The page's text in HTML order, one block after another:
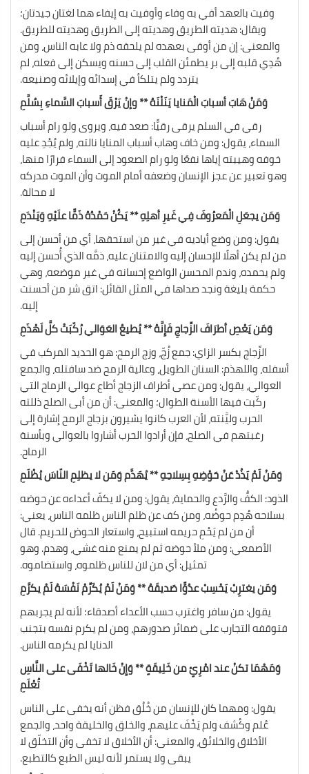
وفيت بالعهد أفي به وفاء وأوفيت به إيفاء هما لغتان جيدتان؛
ويقال: هديته الطريق وهديته إلى الطريق وهديته للطريق.
والمعنى: إن من أوفى بعهده لم يلحقه ذم ولا عابه الناس، ومن
هُدِي قلبه إلى بر يطمئن القلب إلى حسنه ويسكن إلى فعله، لم
يتردد ولم يتلكأ في إسدائه وإيلائه وصنيعه.
وَمَنْ هَابَ أسبابَ الْمَنايا يَنَلْنَهُ ** وإنْ يَرْقَ أَسبابَ السَّماءِ بِسُلَّمِ
رقي في السلم يرقى رقيًّا: صعد فيه، ويروى ولو رام أسباب
السماء، يقول: ومن خاف وهاب أسباب المنايا نالته، ولم يُجْدِ عليه
خوفه وهيبته إياها نفعًا ولو رام الصعود إلى السماء فرارًا منها،
وهو تعبير عن عجز الإنسان وضعفه أمام الموت وأن الموت مدركه
لا محالة.
وَمَن يجعَلِ الْمَعرُوفَ فِي غَيرِ أهلِهِ ** يَكُنْ حَمْدُهُ ذَمًّا علَيْهِ وَيَنْدَمِ
يقول: ومن وضع أياديه في غير من استحقها، أي من أحسن إلى
من لم يكن أهلًا للإحسان إليه والامتنان عليه، ذمَّه الذي أُحسن إليه
ولم يحمده، وندم المحسن الواضع إحسانه في غير موضعه، وهي
حكمة بليغة ونجد صداها في المثل القائل: اتق شر من أحسنت
إليه.
وَمَن يَعْصِ أطرَافَ الزِّجاجِ فَإِنَّهُ ** يُطيعُ العَوَالي رُكّبَتْ كلَّ لَهْذَمِ
الزِّجاج بكسر الزاي: جمع زُجّ، وزج الرمح: هو الحديد المركب في
أسفله، واللهذم: السنان الطويل، وعالية الرمح ضد سافتله، والجمع
العوالي، يقول: ومن عصى أطراف الزجاج أطاع عوالي الرماح التي
ركّبت فيها الأسنة الطوال؛ والمعنى: أن من أبى الصلح ذللته
الحرب وليَّنته، لأن العرب كانوا يشيرون بزجاج الرمح إشارة إلى
رغبتهم في الصلح، فإن أرادوا الحرب أشاروا بالعوالي وبأسنة
الرماح.
وَمَنْ لَمْ يَذُدْ عَنْ حَوْضِهِ بِسِلاحِهِ ** يُهَدَّم وَمَن لا يظلِمِ النّاسَ يُظْلَمِ
الذود: الكفُّ والرَّدع والحماية، يقول: ومن لا يكفّ أعداءه عن حوضه
بسلاحه هُدِم حوضُه، ومن كف عن ظلم الناس ظلمه الناس، يعني:
أن من لم يَحْمِ حريمه استبيح، واستعار الحوض للحريم. قال
الأصمعي: ومن ملأ حوضه ثم لم يمنع منه غشي، وهدم. وهو
تمثيل: أي من لان للناس ظلموه، واستضاموه.
وَمَن يغترِبْ يَحْسِبْ عدُوًّا صَديقَهُ ** وَمَنْ لَمْ يُكَرِّمْ نَفْسَهُ لَمْ يكرَّمِ
يقول: من سافر واغترب حسب الأعداء أصدقاء؛ لأنه لم يجربهم
فتوقفه التجارب على ضمائر صدورهم، ومن لم يكرم نفسه بتجنب
الدنايا لم يكرمه الناس.
وَمَهْمَا تكنْ عند امْرِئٍ من خَلِيقَةٍ ** وَإِنْ خَالها تَخْفَى على النَّاسِ
تُعْلَمِ
يقول: ومهما كان للإنسان من خُلُق فظن أنه يخفى على الناس
عُلم وكُشف ولم يَخْفَ عليهم، والخلق والخليقة واحد، والجمع
الأخلاق والخلائق، والمعنى: أن الأخلاق لا تخفى وأن التخلّق لا
يبقى ولا يستمر لأنه ليس الطبع كالتطبع.